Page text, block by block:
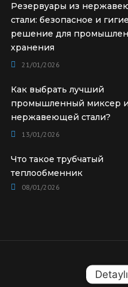
Резервуары из
стали: безопасное и
решение для
хранения
21/01/2026
Как выбрать лучший
промышленный миксер
нержавеющей стали?
13/01/2026
Что такое трубчатый
теплообменник
08/01/2026